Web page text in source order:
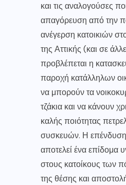
και τις αναλογούσες
απαγόρευση από την
ανέγερση κατοικιών
της Αττικής (και σε
προβλέπεται η
παροχή κατάλληλων
να μπορούν τα
τζάκια και να κάνουν
καλής ποιότητας
συσκευών. Η επένδυση
αποτελεί ένα επίδομα
στους κατοίκους των
της θέσης και